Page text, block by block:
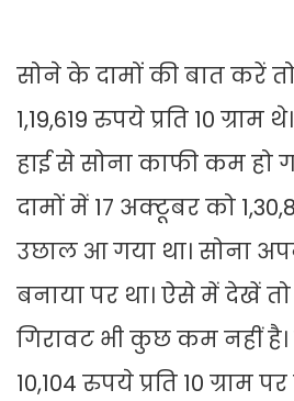
सोने के दामों की बात करें
1,19,619 रुपये प्रति 10
हाई से सोना काफी कम हो
दामों में 17 अक्टूबर को
उछाल आ गया था। सोना
बनाया पर था। ऐसे में देखें
गिरावट भी कुछ कम नहीं
10,104 रुपये प्रति 10 ग्राम